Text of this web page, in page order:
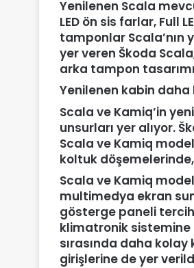
Yenilenen Scala
LED ön sis farlar, Full
tamponlar
yer veren Škoda
arka tampon
Yenilenen kabin
Scala ve Kamiq’in
unsurları yer alıyor.
Scala ve Kamiq
koltuk
Scala ve Kamiq
multimedya ekran
gösterge paneli
klimatronik sistemine
sırasında daha kolay
girişlerine de yer